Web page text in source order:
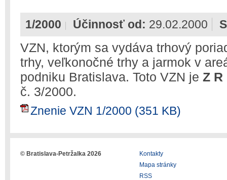
1/2000 Účinnosť od: 29.02.2000
VZN, ktorým sa vydáva trhový
trhy, veľkonočné trhy a jarmok v
podniku Bratislava. Toto VZN je Z R
č. 3/2000.
Znenie VZN 1/2000 (351 KB)
© Bratislava-Petržalka 2026
Kontakty
Mapa stránky
RSS